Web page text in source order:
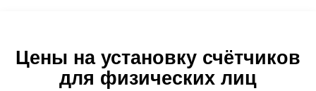
Цены на установку счётчиков
для физических лиц